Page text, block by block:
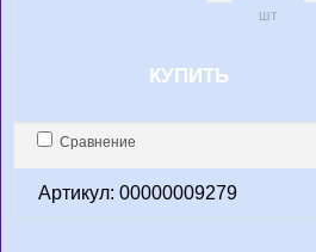
шт
КУПИТЬ
Сравнение
Артикул: 00000009279